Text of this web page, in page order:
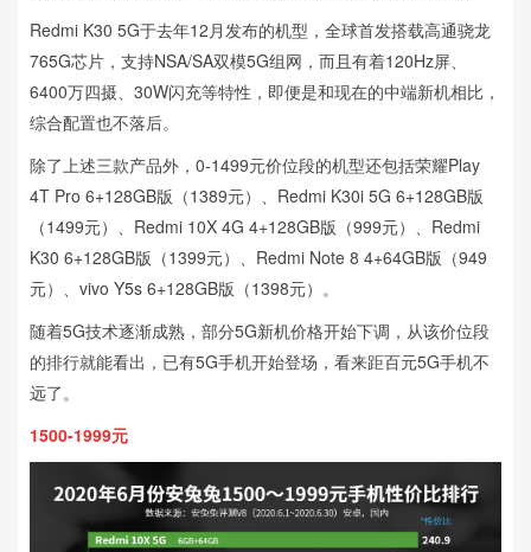
Redmi K30 5G于去年12月发布的机型，全球首发搭载高通骁龙
765G芯片，支持NSA/SA双模5G组网，而且有着120Hz屏、
6400万四摄、30W闪充等特性，即便是和现在的中端新机相比，
综合配置也不落后。
除了上述三款产品外，0-1499元价位段的机型还包括荣耀Play
4T Pro 6+128GB版（1389元）、Redmi K30i 5G 6+128GB版
（1499元）、Redmi 10X 4G 4+128GB版（999元）、Redmi
K30 6+128GB版（1399元）、Redmi Note 8 4+64GB版（949
元）、vivo Y5s 6+128GB版（1398元）。
随着5G技术逐渐成熟，部分5G新机价格开始下调，从该价位段
的排行就能看出，已有5G手机开始登场，看来距百元5G手机不
远了。
1500-1999元